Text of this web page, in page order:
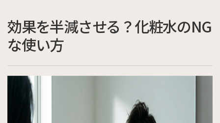
効果を半減させる？化粧水のNG
な使い方